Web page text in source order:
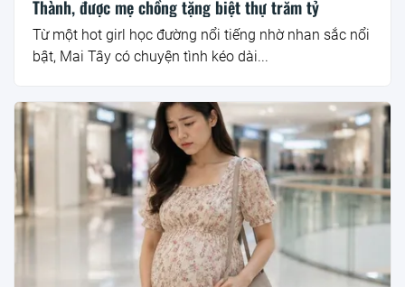
Thành, được mẹ chồng tặng biệt thự trăm tỷ
Từ một hot girl học đường nổi tiếng nhờ nhan sắc nổi
bật, Mai Tây có chuyện tình kéo dài...